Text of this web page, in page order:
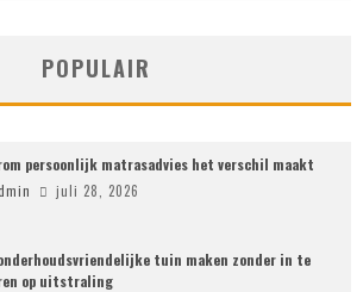
POPULAIR
persoonlijk matrasadvies het verschil maakt
juli 28, 2026
tuin maken zonder in te
op uitstraling